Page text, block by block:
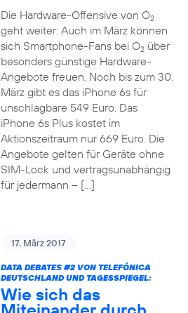
Die Hardware-Offensive von O2
geht weiter: Auch im März können
sich Smartphone-Fans bei O2über
besonders günstige Hardware-
Angebote freuen. Noch bis zum 30.
März gibt es das iPhone 6s für
unschlagbare 549 Euro. Das
iPhone 6s Plus kostet im
Aktionszeitraum nur 669 Euro. Die
Angebote gelten für Geräte ohne
SIM-Lock und vertragsunabhängig
für jedermann – […]
17. März 2017
DATA DEBATES #2VON TELEFÓNICA
DEUTSCHLAND UND TAGESSPIEGEL:
Wie sich das